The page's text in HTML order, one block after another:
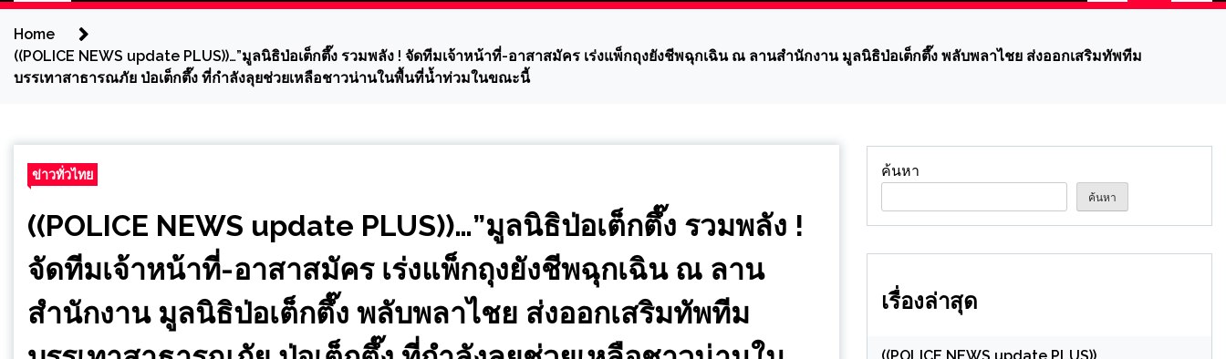
Home
((POLICE NEWS update PLUS))…”มูลนิธิป่อเต็กตึ๊ง รวมพลัง ! จัดทีมเจ้าหน้าที่-อาสาสมัคร เร่งแพ็กถุงยังชีพฉุกเฉิน ณ ลานสำนักงาน มูลนิธิป่อเต็กตึ๊ง พลับพลาไชย ส่งออกเสริมทัพทีม
บรรเทาสาธารณภัย ป่อเต็กตึ๊ง ที่กำลังลุยช่วยเหลือชาวน่านในพื้นที่น้ำท่วมในขณะนี้
ข่าวทั่วไทย
((POLICE NEWS update PLUS))…”มูลนิธิป่อเต็กตึ๊ง รวมพลัง !
จัดทีมเจ้าหน้าที่-อาสาสมัคร เร่งแพ็กถุงยังชีพฉุกเฉิน ณ ลาน
สำนักงาน มูลนิธิป่อเต็กตึ๊ง พลับพลาไชย ส่งออกเสริมทัพทีม
ค้นหา
ค้นหา
เรื่องล่าสุด